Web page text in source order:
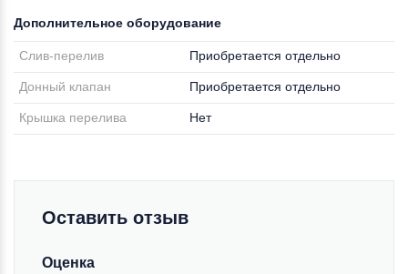
Дополнительное оборудование
Слив-перелив Приобретается отдельно
Донный клапан Приобретается отдельно
Крышка перелива Нет
Оставить отзыв
Оценка